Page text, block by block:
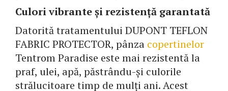
Culori vibrante și rezistență garantată
Datorită tratamentului DUPONT TEFLON
FABRIC PROTECTOR, pânza copertinelor
Tentrom Paradise este mai rezistentă la
praf, ulei, apă, păstrându-și culorile
strălucitoare timp de mulți ani. Acest